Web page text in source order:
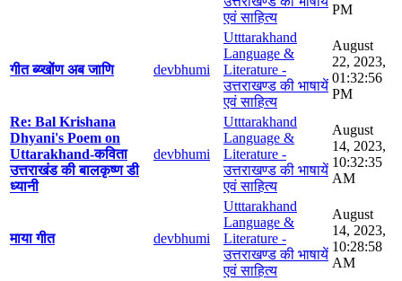
एवं साहित्य
PM
गीत ब्य्खोंण अब जाणि devbhumi
Utttarakhand
Language &
Literature -
उत्तराखण्ड की भाषायें
एवं साहित्य
August
22, 2023,
01:32:56
PM
Re: Bal Krishana
Dhyani's Poem on
Uttarakhand-कविता
उत्तराखंड की बालकृष्ण डी
ध्यानी
devbhumi
Utttarakhand
Language &
Literature -
उत्तराखण्ड की भाषायें
एवं साहित्य
August
14, 2023,
10:32:35
AM
माया गीत devbhumi
Utttarakhand
Language &
Literature -
उत्तराखण्ड की भाषायें
एवं साहित्य
August
14, 2023,
10:28:58
AM